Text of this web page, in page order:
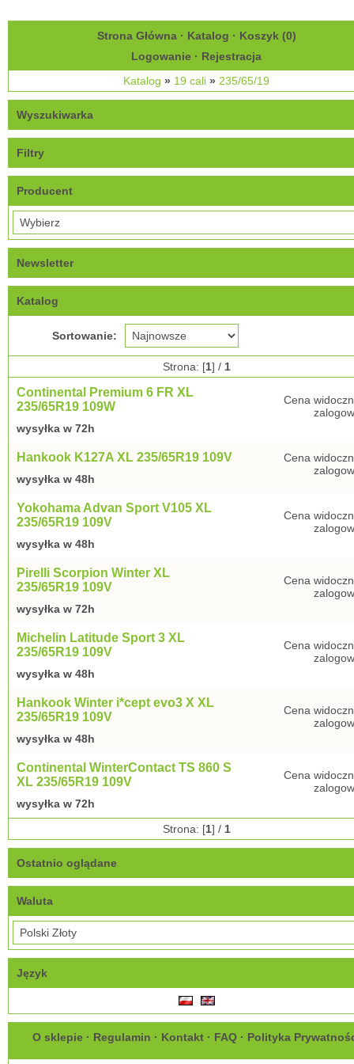
Strona Główna· Katalog · Koszyk (0)
Logowanie · Rejestracja
Katalog » 19 cali » 235/65/19
Wyszukiwarka
Filtry
Producent
Newsletter
Katalog
Sortowanie:
Strona: [1] / 1
Continental Premium 6 FR XL
235/65R19 109W
wysyłka w 72h
Cena
Hankook K127A XL 235/65R19 109V
wysyłka w 48h
Cena
Yokohama Advan Sport V105 XL
235/65R19 109V
wysyłka w 48h
Cena
Pirelli Scorpion Winter XL
235/65R19 109V
wysyłka w 72h
Cena
Michelin Latitude Sport 3 XL
235/65R19 109V
wysyłka w 48h
Cena
Hankook Winter i*cept evo3 X XL
235/65R19 109V
wysyłka w 48h
Cena
Continental WinterContact TS 860 S
XL 235/65R19 109V
wysyłka w 72h
Cena
Strona: [1] / 1
Ostatnio oglądane
Waluta
Język
O sklepie · Regulamin · Kontakt · FAQ · Polityka